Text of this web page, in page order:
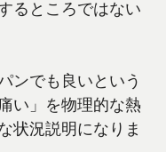
るところではない
ンでも良いという
い」を物理的な熱
状況説明になりま